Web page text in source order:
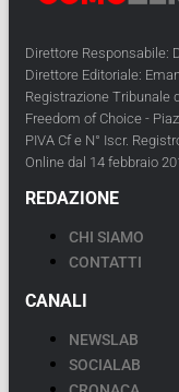
Direttore Responsabile:
Direttore Editoriale:
Registrazione Tribunale
Freedom of Choice -
PIVA Cf e N° Iscr.
Online dal 14 febbraio
REDAZIONE
CHI SIAMO
CONTATTI
CANALI
NEWSLAB
SOCIALAB